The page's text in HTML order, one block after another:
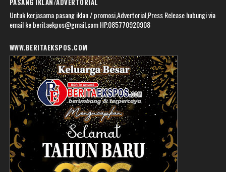
Untuk kerjasama pasang iklan / promosi,Advertorial,Press Release hubungi via
email ke beritaekpos@gmail.com HP.085770920908
WWW.BERITAEKSPOS.COM